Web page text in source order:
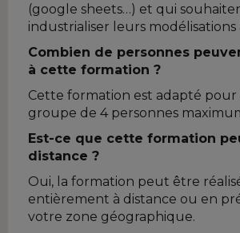
(google sheets…) et qui
industrialiser leurs modélisations
Combien de personnes
à cette formation ?
Cette formation est adapté
groupe de 4 personnes
Est-ce que cette formation
distance ?
Oui, la formation peut être
entièrement à distance ou en
votre zone géographique.